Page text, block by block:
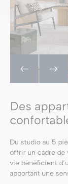
Des
Du studio au 5
offrir un cadre de
vie bénéficient
apportant une